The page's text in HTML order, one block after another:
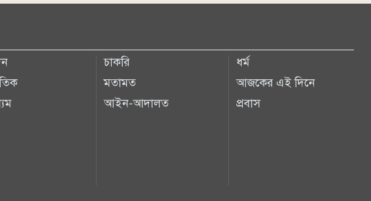
চাকরি
মতামত
আইন-আদালত
ধর্ম
আজকের এই দিনে
প্রবাস